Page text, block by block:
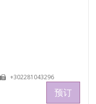
+302281043296
预订